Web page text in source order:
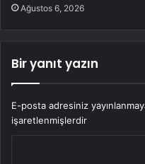
Ağustos 6, 2026
Bir yanıt yazın
E-posta adresiniz
işaretlenmişlerdir